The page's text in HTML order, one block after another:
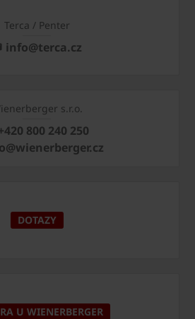
Terca / Penter
info@terca.cz
s.r.o.
800 240 250
DOTAZY
U WIENERBERGER